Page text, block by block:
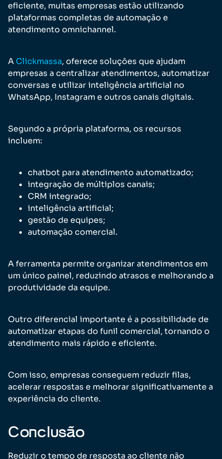
eficiente, muitas empresas estão utilizando
plataformas completas de automação e
atendimento omnichannel.
A Clickmassa, oferece soluções que ajudam
empresas a centralizar atendimentos, automatizar
conversas e utilizar inteligência artificial no
WhatsApp, Instagram e outros canais digitais.
Segundo a própria plataforma, os recursos
incluem:
chatbot para atendimento automatizado;
integração de múltiplos canais;
CRM integrado;
inteligência artificial;
gestão de equipes;
automação comercial.
A ferramenta permite organizar atendimentos em
um único painel, reduzindo atrasos e melhorando a
produtividade da equipe.
Outro diferencial importante é a possibilidade de
automatizar etapas do funil comercial, tornando o
atendimento mais rápido e eficiente.
Com isso, empresas conseguem reduzir filas,
acelerar respostas e melhorar significativamente a
experiência do cliente.
Conclusão
Reduzir o tempo de resposta ao cliente não